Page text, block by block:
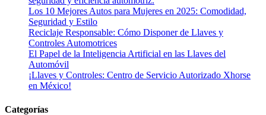
Los 10 Mejores Autos para Mujeres en 2025: Comodidad,
Seguridad y Estilo
Reciclaje Responsable: Cómo Disponer de Llaves y
Controles Automotrices
El Papel de la Inteligencia Artificial en las Llaves del
Automóvil
¡Llaves y Controles: Centro de Servicio Autorizado Xhorse
en México!
Categorías